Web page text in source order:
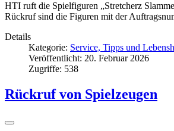
HTI ruft die Spielfiguren „Stretcherz
Rückruf sind die Figuren mit der
Details
Kategorie: Service, Tipps und
Veröffentlicht: 20. Februar 2026
Zugriffe: 538
Rückruf von Spielzeugen